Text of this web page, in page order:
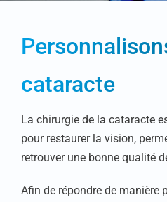
cataracte
La chirurgie de la cataracte
pour restaurer la vision,
retrouver une bonne qualité
Afin de répondre de manière